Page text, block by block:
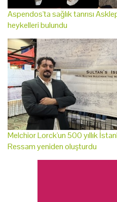
Aspendos'ta sağlık tanrısı
heykelleri bulundu
Melchior Lorck'un 500 yıllık
Ressam yeniden oluşturdu